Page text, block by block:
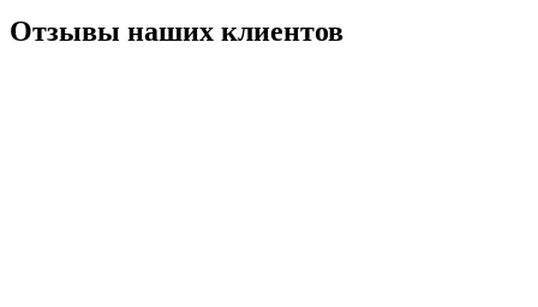
Отзывы наших клиентов